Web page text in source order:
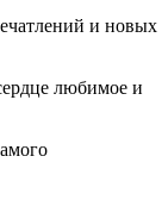
и новых
любимое и